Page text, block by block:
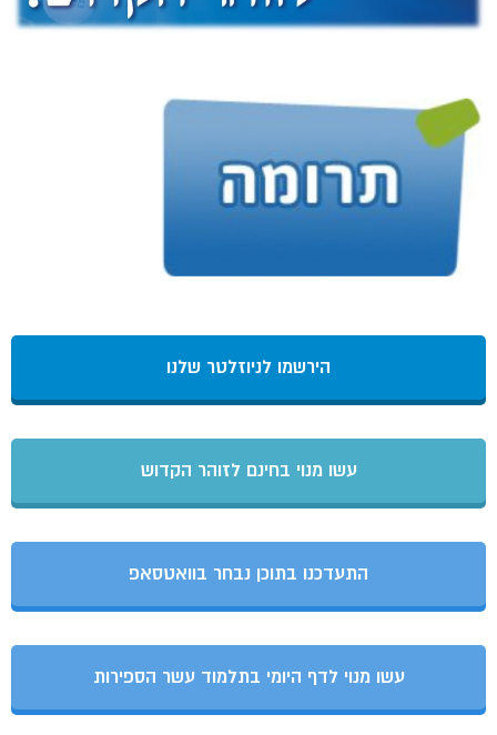
הירשמו לניוזלטר שלנו
עשו מנוי בחינם לזוהר הקדוש
התעדכנו בתוכן נבחר בוואטסאפ
עשו מנוי לדף היומי בתלמוד עשר הספירות